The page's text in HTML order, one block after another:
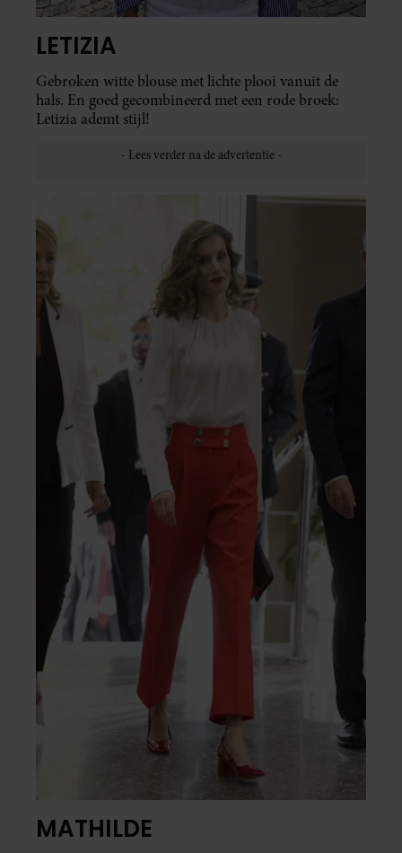
LETIZIA
Gebroken witte blouse met lichte plooi vanuit de
hals. En goed gecombineerd met een rode broek:
Letizia ademt stijl!
MATHILDE